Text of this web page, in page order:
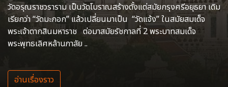
วัดอรุณราชวราราม เป็นวัดโบราณสร้างตั้งแต่สมัยกรุงศรีอยุธยา เดิม
เรียกว่า “วัดมะกอก” แล้วเปลี่ยนมาเป็น “วัดแจ้ง” ในสมัยสมเด็จ
พระเจ้าตากสินมหาราช ต่อมาสมัยรัชกาลที่ 2 พระบาทสมเด็จ
พระพุทธเลิศหล้านภาลัย ..
อ่านเรื่องราว